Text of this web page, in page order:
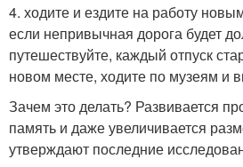
4. ходите и ездите на работу
если непривычная дорога будет
путешествуйте, каждый отпуск
новом месте, ходите по музеям и
Зачем это делать? Развивается
память и даже увеличивается
утверждают последние